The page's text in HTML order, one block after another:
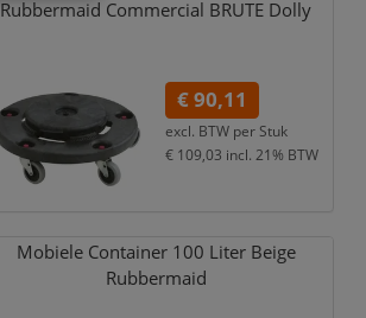
Rubbermaid Commercial BRUTE Dolly
€ 90,11
excl. BTW per Stuk
€ 109,03 incl. 21% BTW
Mobiele Container 100 Liter Beige
Rubbermaid